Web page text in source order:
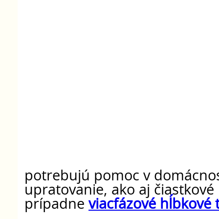
potrebujú pomoc v
upratovanie, ako aj
prípadneviacfázové hĺbkové